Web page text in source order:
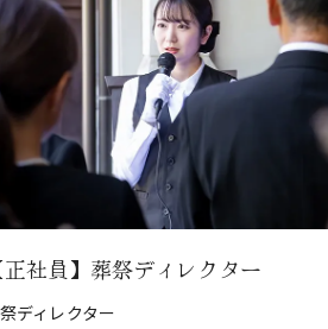
正社員】葬祭ディレクター
ディレクター